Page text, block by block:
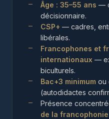
Âge : 35–55 ans —
décisionnaire.
CSP+ — cadres,
libérales.
Francophones et
internationaux —
biculturels.
Bac+3 minimum ou
(autodidactes
Présence
de la